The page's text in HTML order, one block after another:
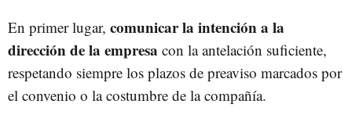
En primer lugar, comunicar la intención a la
dirección de la empresa con la antelación suficiente,
respetando siempre los plazos de preaviso marcados por
el convenio o la costumbre de la compañía.